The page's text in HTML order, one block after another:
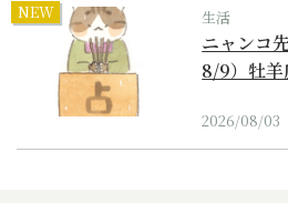
NEW 生活
ニャンコ
8/9）牡
2026/08/03